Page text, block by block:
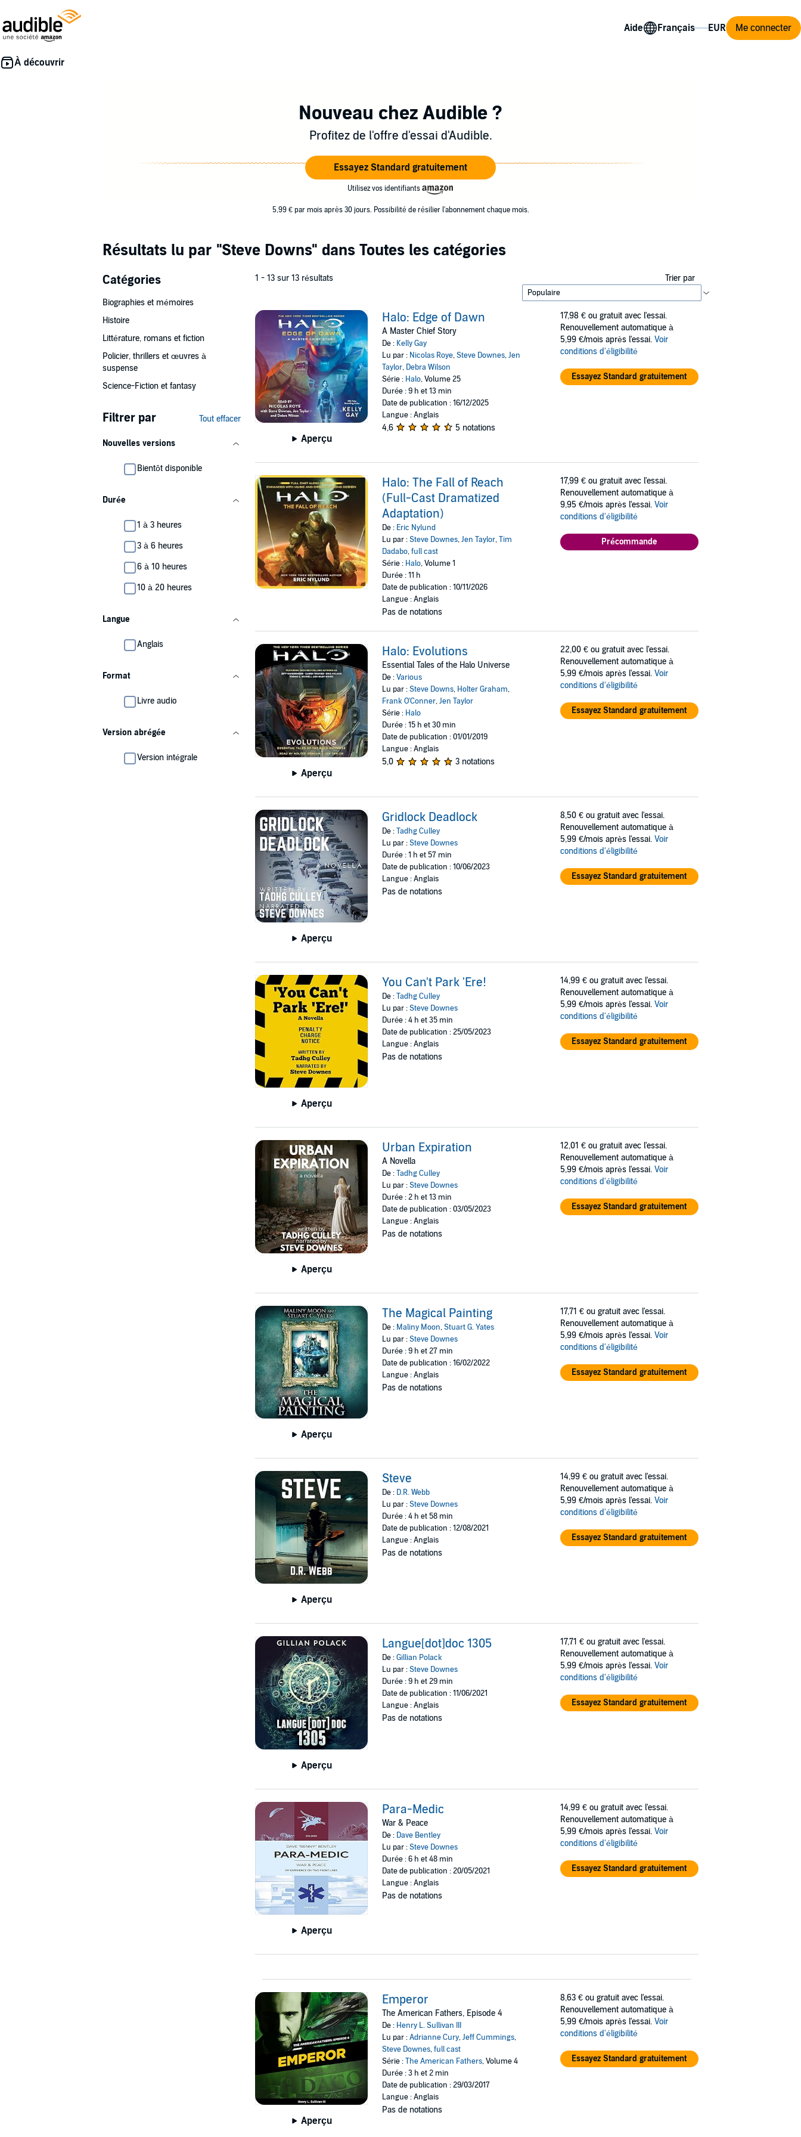
Aide Me connecter
Nouveau chez Audible ?
Profitez de l'offre d'essai d'Audible.
Essayez Standard gratuitement
Utilisez vos identifiants
5,99 € par mois après 30 jours. Possibilité de résilier l'abonnement chaque mois.
Résultats lu par "Steve Downs" dans Toutes les catégories
Catégories
Biographies et mémoires
Histoire
Littérature, romans et fiction
Policier, thrillers et œuvres à
suspense
Science-Fiction et fantasy
Filtrer par Tout effacer
Nouvelles versions
Bientôt disponible
Durée
1 à 3 heures
3 à 6 heures
6 à 10 heures
10 à 20 heures
Langue
Anglais
Format
Livre audio
Version abrégée
Version intégrale
1 - 13 sur 13 résultats Trier par
Aperçu
Halo: Edge of Dawn
A Master Chief Story
De : Kelly Gay
Lu par : Nicolas Roye,Steve Downes,Jen
Taylor, Debra Wilson
Série : Halo, Volume 25
Durée : 9 h et 13 min
Date de publication : 16/12/2025
Langue : Anglais
4,6 5 notations
17,98 € ou gratuit avec l'essai.
Renouvellement automatique à
5,99 €/mois après l'essai. Voir
conditions d'éligibilité
Essayez Standard gratuitement
Halo: The Fall of Reach
(Full-Cast Dramatized
Adaptation)
De : Eric Nylund
Lu par :Steve Downes,Jen Taylor,Tim
Dadabo,full cast
Série : Halo, Volume 1
Durée : 11 h
Date de publication : 10/11/2026
Langue : Anglais
Pas de notations
17,99 € ou gratuit avec l'essai.
Renouvellement automatique à
9,95 €/mois après l'essai. Voir
conditions d'éligibilité
Précommande
Aperçu
Halo: Evolutions
Essential Tales of the Halo Universe
De :Various
Lu par :Steve Downs, Holter Graham,
Frank O'Conner,Jen Taylor
Série : Halo
Durée : 15 h et 30 min
Date de publication : 01/01/2019
Langue : Anglais
5,0 3 notations
22,00 € ou gratuit avec l'essai.
Renouvellement automatique à
5,99 €/mois après l'essai. Voir
conditions d'éligibilité
Essayez Standard gratuitement
Aperçu
Gridlock Deadlock
De :Tadhg Culley
Lu par :Steve Downes
Durée : 1 h et 57 min
Date de publication : 10/06/2023
Langue : Anglais
Pas de notations
8,50 € ou gratuit avec l'essai.
Renouvellement automatique à
5,99 €/mois après l'essai. Voir
conditions d'éligibilité
Essayez Standard gratuitement
Aperçu
You Can't Park 'Ere!
De :Tadhg Culley
Lu par :Steve Downes
Durée : 4 h et 35 min
Date de publication : 25/05/2023
Langue : Anglais
Pas de notations
14,99 € ou gratuit avec l'essai.
Renouvellement automatique à
5,99 €/mois après l'essai. Voir
conditions d'éligibilité
Essayez Standard gratuitement
Aperçu
Urban Expiration
A Novella
De :Tadhg Culley
Lu par :Steve Downes
Durée : 2 h et 13 min
Date de publication : 03/05/2023
Langue : Anglais
Pas de notations
12,01 € ou gratuit avec l'essai.
Renouvellement automatique à
5,99 €/mois après l'essai. Voir
conditions d'éligibilité
Essayez Standard gratuitement
Aperçu
The Magical Painting
De : Maliny Moon,Stuart G. Yates
Lu par :Steve Downes
Durée : 9 h et 27 min
Date de publication : 16/02/2022
Langue : Anglais
Pas de notations
17,71 € ou gratuit avec l'essai.
Renouvellement automatique à
5,99 €/mois après l'essai. Voir
conditions d'éligibilité
Essayez Standard gratuitement
Aperçu
Steve
De : D.R. Webb
Lu par :Steve Downes
Durée : 4 h et 58 min
Date de publication : 12/08/2021
Langue : Anglais
Pas de notations
14,99 € ou gratuit avec l'essai.
Renouvellement automatique à
5,99 €/mois après l'essai. Voir
conditions d'éligibilité
Essayez Standard gratuitement
Aperçu
Langue[dot]doc 1305
De :Gillian Polack
Lu par :Steve Downes
Durée : 9 h et 29 min
Date de publication : 11/06/2021
Langue : Anglais
Pas de notations
17,71 € ou gratuit avec l'essai.
Renouvellement automatique à
5,99 €/mois après l'essai. Voir
conditions d'éligibilité
Essayez Standard gratuitement
Aperçu
Para-Medic
War & Peace
De : Dave Bentley
Lu par :Steve Downes
Durée : 6 h et 48 min
Date de publication : 20/05/2021
Langue : Anglais
Pas de notations
14,99 € ou gratuit avec l'essai.
Renouvellement automatique à
5,99 €/mois après l'essai. Voir
conditions d'éligibilité
Essayez Standard gratuitement
Aperçu
Emperor
The American Fathers, Episode 4
De : Henry L. Sullivan III
Lu par :Adrianne Cury,Jeff Cummings,
Steve Downes,full cast
Série :The American Fathers, Volume 4
Durée : 3 h et 2 min
Date de publication : 29/03/2017
Langue : Anglais
Pas de notations
8,63 € ou gratuit avec l'essai.
Renouvellement automatique à
5,99 €/mois après l'essai. Voir
conditions d'éligibilité
Essayez Standard gratuitement